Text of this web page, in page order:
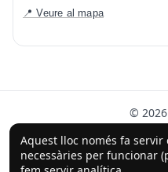
Aquest lloc només fa servir
necessàries per funcionar
📍 Veure al mapa
©
Història als carrers ·